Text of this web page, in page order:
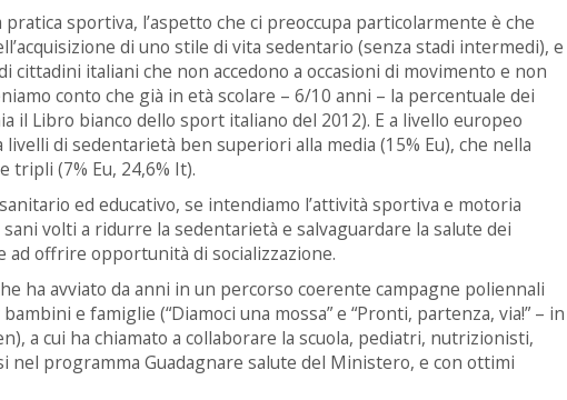
sportiva, l’aspetto che ci preoccupa particolarmente è che
di uno stile di vita sedentario (senza stadi intermedi), e
cittadini italiani che non accedono a occasioni di movimento e non
conto che già in età scolare – 6/10 anni – la percentuale dei
il Libro bianco dello sport italiano del 2012). E a livello europeo
di sedentarietà ben superiori alla media (15% Eu), che nella
tripli (7% Eu, 24,6% It).
ed educativo, se intendiamo l’attività sportiva e motoria
volti a ridurre la sedentarietà e salvaguardare la salute dei
offrire opportunità di socializzazione.
ha avviato da anni in un percorso coerente campagne poliennali
e famiglie (“Diamoci una mossa” e “Pronti, partenza, via!” – in
a cui ha chiamato a collaborare la scuola, pediatri, nutrizionisti,
nel programma Guadagnare salute del Ministero, e con ottimi